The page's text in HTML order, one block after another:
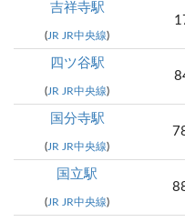
吉祥寺駅
(JR JR中央線)
四ツ谷駅
(JR JR中央線)
国分寺駅
(JR JR中央線)
国立駅
(JR JR中央線)